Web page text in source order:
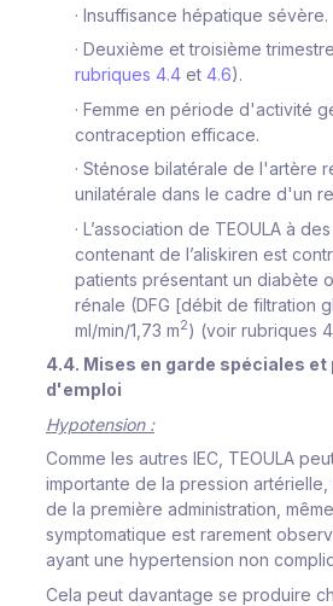
· Insuffisance hépatique sévère.
· Deuxième et troisième
rubriques 4.4et 4.6).
· Femme en période d'activité
contraception efficace.
· Sténose bilatérale de l'artère
unilatérale dans le cadre d'un
· L’association de TEOULA à
contenant de l’aliskiren est
patients présentant un diabète
rénale (DFG [débit de filtration
ml/min/1,73 m2) (voir rubriques
4.4. Mises en garde spéciales
d'emploi
Hypotension :
Comme les autres IEC, TEOULA
importante de la pression
de la première administration,
symptomatique est rarement
ayant une hypertension non
Cela peut davantage se produire